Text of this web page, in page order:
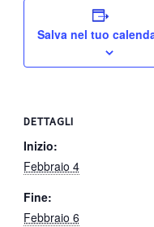
Salva nel tuo
DETTAGLI
Inizio:
Febbraio 4
Fine:
Febbraio 6